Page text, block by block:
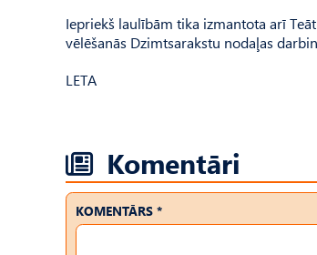
Iepriekš laulībām tika izmantota arī
vēlēšanās Dzimtsarakstu nodaļas
LETA
Komentāri
KOMENTĀRS *